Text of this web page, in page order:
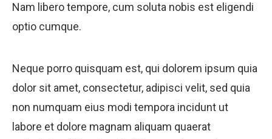
Nam libero tempore, cum soluta nobis est eligendi
optio cumque.
Neque porro quisquam est, qui dolorem ipsum quia
dolor sit amet, consectetur, adipisci velit, sed quia
non numquam eius modi tempora incidunt ut
labore et dolore magnam aliquam quaerat